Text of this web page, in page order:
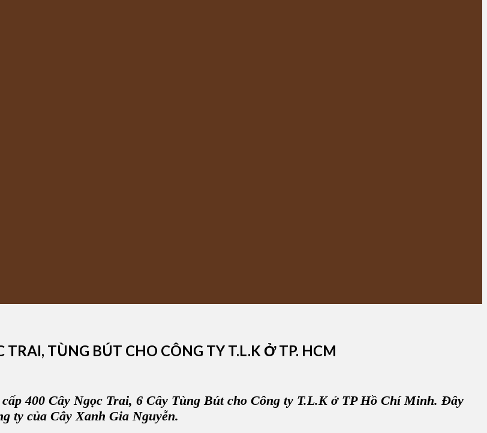
TÙNG BÚT CHO CÔNG TY T.L.K Ở TP. HCM
400 Cây Ngọc Trai, 6 Cây Tùng Bút cho Công ty T.L.K ở TP Hồ Chí Minh. Đây
ty của Cây Xanh Gia Nguyễn.